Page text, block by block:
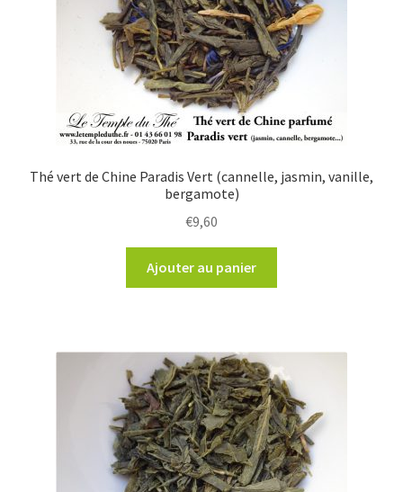
Thé vert de Chine Paradis Vert (cannelle, jasmin, vanille,
bergamote)
€9,60
Ajouter au panier